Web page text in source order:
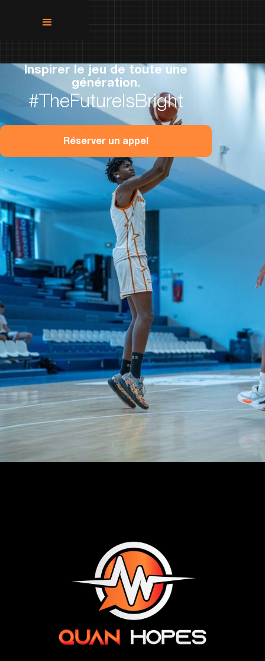
Inspirer le jeu de toute une
génération.
#TheFutureIsBright
Réserver un appel